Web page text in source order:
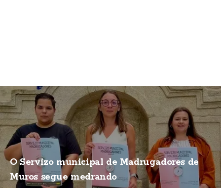
O Servizo municipal de Madrugadores de
Muros segue medrando